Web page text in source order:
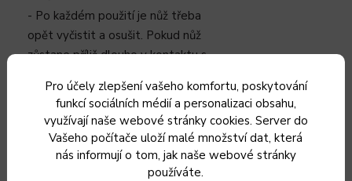
Pro účely zlepšení vašeho komfortu, poskytování
funkcí sociálních médií a personalizaci obsahu,
využívají naše webové stránky cookies. Server do
Vašeho počítače uloží malé množství dat, která
nás informují o tom, jak naše webové stránky
používáte.
- Po každém použití je nůž třeba
opět vyčistit a osušit. Pokud nůž
zůstane příliš dlouho v kontaktu s
mohou se objevit rezavé skvrny.
- Pokud nůž delší dobu nepoužíváte,
je vhodné jej lehce potřít olivovým
nebo slunečnicovým olejem.
- Dřevěné rukojeti lze po vyschnutí